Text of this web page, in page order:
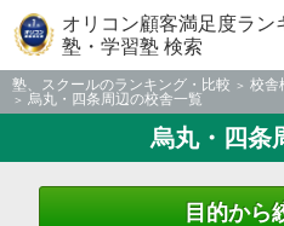
オリコン顧客満足度ラン
塾・学習塾 検索
塾、スクールのランキング・比較 校舎
烏丸・四条周辺の校舎一覧
烏丸・四条
目的から